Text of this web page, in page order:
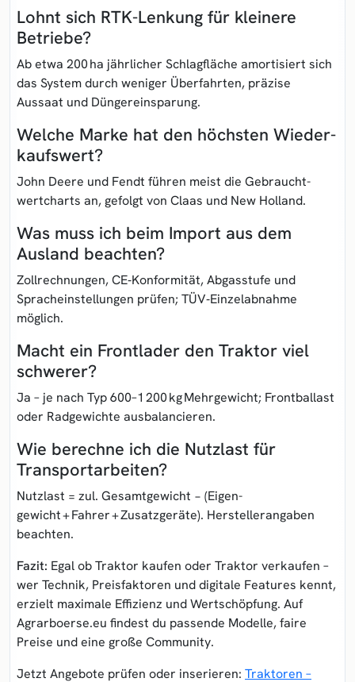
Lohnt sich RTK-Lenkung für kleinere
Betriebe?
Ab etwa 200 ha jährlicher Schlag­fläche amortisiert sich
das System durch weniger Über­fahrten, präzise
Aussaat und Dünger­einsparung.
Welche Marke hat den höchsten Wieder­
kaufswert?
John Deere und Fendt führen meist die Gebraucht­
wertcharts an, gefolgt von Claas und New Holland.
Was muss ich beim Import aus dem
Ausland beachten?
Zoll­rechnungen, CE‑Konformität, Abgas­stufe und
Sprach­einstellungen prüfen; TÜV‑Einzelabnahme
möglich.
Macht ein Front­lader den Traktor viel
schwerer?
Ja – je nach Typ 600–1 200 kg Mehr­gewicht; Front­ballast
oder Rad­gewichte ausbalancieren.
Wie berechne ich die Nutzlast für
Transport­arbeiten?
Nutzlast = zul. Gesamt­gewicht − (Eigen­
gewicht + Fahrer + Zusatzgeräte). Herstellerangaben
beachten.
Fazit: Egal obTraktor kaufen oder Traktor verkaufen –
wer Technik, Preis­faktoren und digitale Features kennt,
erzielt maximale Effizienz und Wert­schöpfung. Auf
Agrarboerse.eu findest du passende Modelle, faire
Preise und eine große Community.
Jetzt Angebote prüfen oder inserieren: Traktoren –